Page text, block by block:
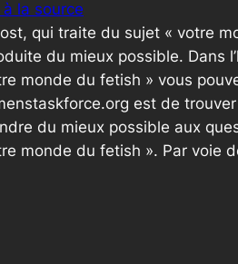
à la source
qui traite du sujet « votre
du mieux possible. Dans
monde du fetish » vous
est de
du mieux possible aux
monde du fetish ». Par voie